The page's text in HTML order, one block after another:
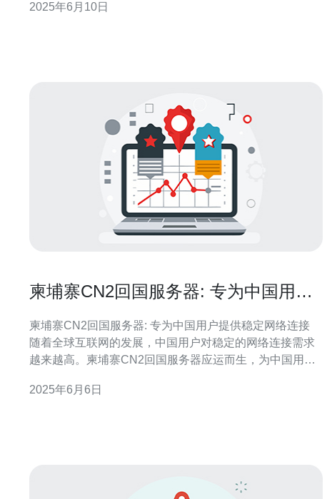
了最优选择呢？接下来我们将一一解释。 柬埔寨位于东南
2025年6月10日
柬埔寨CN2回国服务器: 专为中国用户
柬埔寨CN2回国服务器: 专为中国用户提供稳定网络连接
随着全球互联网的发展，中国用户对稳定的网络连接需求
越来越高。柬埔寨CN2回国服务器应运而生，为中国用户
柬埔寨设立的专门为中国用户提供服务的服务器。它通过
2025年6月6日